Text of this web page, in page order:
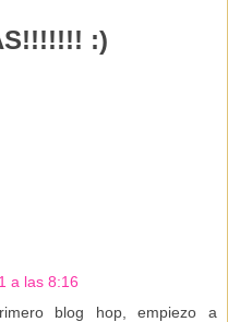
:)
a las 8:16
blog hop, empiezo a